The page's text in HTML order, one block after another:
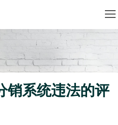
销系统违法的评